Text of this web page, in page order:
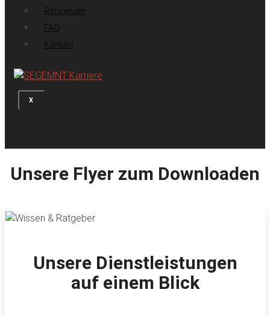
Referenzen
FAQ
Kontakt
X
Unsere Flyer zum Downloaden
Unsere Dienstleistungen
auf einem Blick